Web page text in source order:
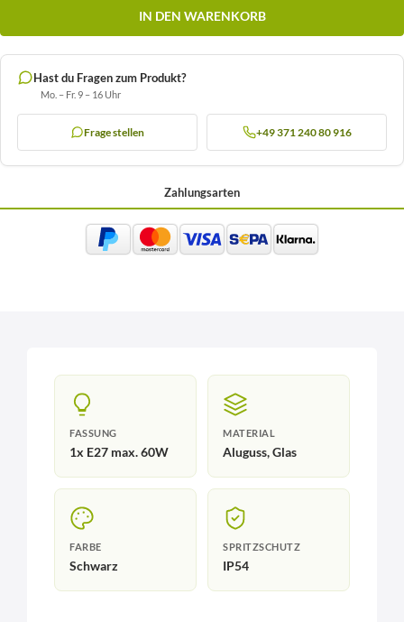
IN DEN WARENKORB
Hast du Fragen zum Produkt?
Mo. – Fr. 9 – 16 Uhr
Frage stellen +49 371 240 80 916
Zahlungsarten
FASSUNG
1x E27 max. 60W
MATERIAL
Aluguss, Glas
FARBE
Schwarz
SPRITZSCHUTZ
IP54